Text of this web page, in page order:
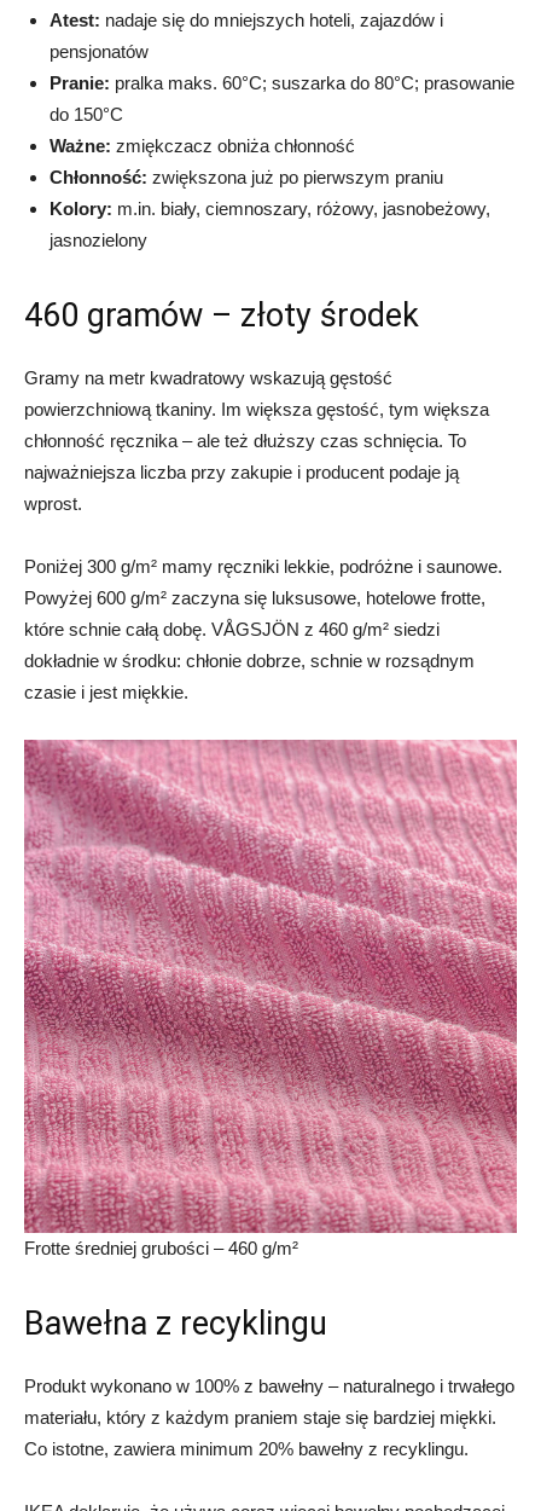
Atest: nadaje się do mniejszych hoteli, zajazdów i
pensjonatów
Pranie: pralka maks. 60°C; suszarka do 80°C; prasowanie
do 150°C
Ważne: zmiękczacz obniża chłonność
Chłonność: zwiększona już po pierwszym praniu
Kolory: m.in. biały, ciemnoszary, różowy, jasnobeżowy,
jasnozielony
460 gramów – złoty środek
Gramy na metr kwadratowy wskazują gęstość
powierzchniową tkaniny. Im większa gęstość, tym większa
chłonność ręcznika – ale też dłuższy czas schnięcia. To
najważniejsza liczba przy zakupie i producent podaje ją
wprost.
Poniżej 300 g/m² mamy ręczniki lekkie, podróżne i saunowe.
Powyżej 600 g/m² zaczyna się luksusowe, hotelowe frotte,
które schnie całą dobę. VÅGSJÖN z 460 g/m² siedzi
dokładnie w środku: chłonie dobrze, schnie w rozsądnym
czasie i jest miękkie.
Frotte średniej grubości – 460 g/m²
Bawełna z recyklingu
Produkt wykonano w 100% z bawełny – naturalnego i trwałego
materiału, który z każdym praniem staje się bardziej miękki.
Co istotne, zawiera minimum 20% bawełny z recyklingu.